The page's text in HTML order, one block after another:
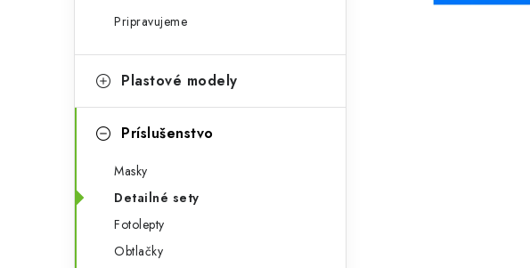
n
l
e
Pripravujeme
Plastové modely
Príslušenstvo
Masky
Detailné sety
Fotolepty
Obtlačky